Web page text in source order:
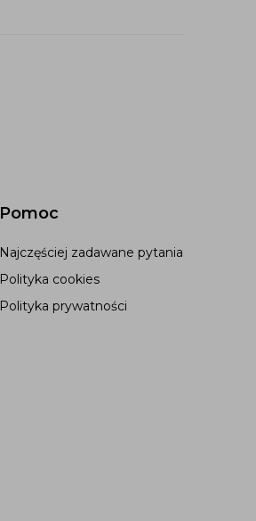
Pomoc
Najczęściej zadawane pytania
Polityka cookies
Polityka prywatności